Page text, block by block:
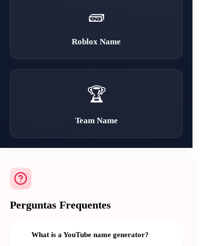
🧱
Roblox Name
🏆
Team Name
Perguntas Frequentes
What is a YouTube name generator?